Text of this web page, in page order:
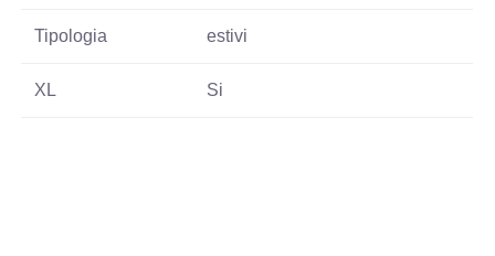
Tipologia estivi
XL Si